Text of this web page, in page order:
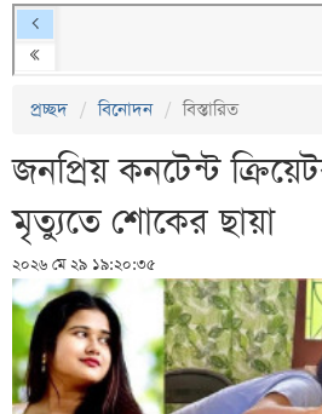
প্রচ্ছদ বিনোদন বিস্তারিত
জনপ্রিয় কনটেন্ট
মৃত্যুতে শোকের ছায়া
২০২৬ মে ২৯ ১৯:২০:৩৫